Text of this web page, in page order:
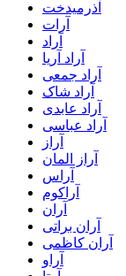
آذرمیدخت
آرات
آراد
آراد آریا
آراد جمعی
آراد شاک
آراد عابدی
آراد عباسی
آراز
آراز المان
آراس
آراکوم
آران
آران براتی
آران کاظمی
آراو